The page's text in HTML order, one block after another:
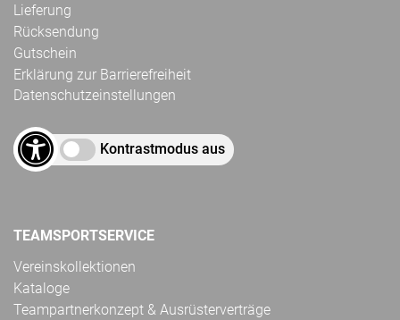
Lieferung
Rücksendung
Gutschein
Erklärung zur Barrierefreiheit
Datenschutzeinstellungen
Kontrastmodus aus
TEAMSPORTSERVICE
Vereinskollektionen
Kataloge
Teampartnerkonzept & Ausrüsterverträge